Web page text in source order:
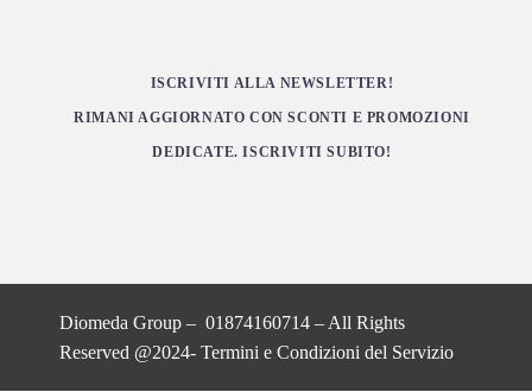
ISCRIVITI ALLA NEWSLETTER!
RIMANI AGGIORNATO CON SCONTI E PROMOZIONI
DEDICATE. ISCRIVITI SUBITO!
Diomeda Group – 01874160714 – All Rights
Reserved @2024- Termini e Condizioni del Servizio